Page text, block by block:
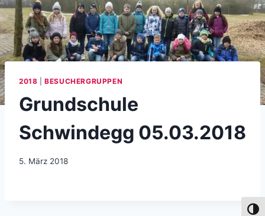
2018 |BESUCHERGRUPPEN
Grundschule
Schwindegg 05.03.2018
5. März 2018